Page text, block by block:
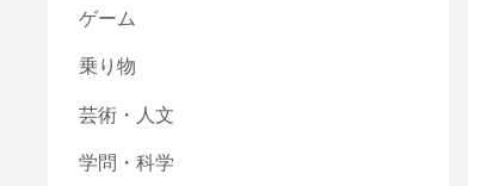
ゲーム
乗り物
芸術・人文
学問・科学